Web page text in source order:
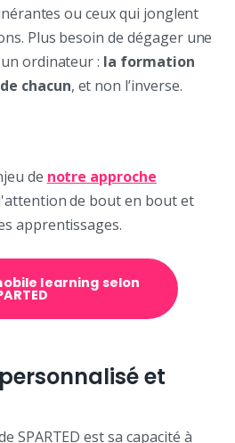
ou ceux qui jonglent
Plus besoin de dégager une
ordinateur : la formation
chacun, et non l’inverse.
de notre approche
de bout en bout et
apprentissages.
learning selon
et
SPARTED est sa capacité à